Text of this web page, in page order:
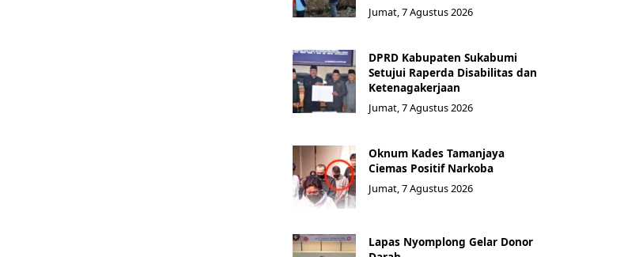
Jumat, 7 Agustus 2026
DPRD Kabupaten Sukabumi
Setujui Raperda Disabilitas dan
Ketenagakerjaan
Jumat, 7 Agustus 2026
Oknum Kades Tamanjaya
Ciemas Positif Narkoba
Jumat, 7 Agustus 2026
Lapas Nyomplong Gelar Donor